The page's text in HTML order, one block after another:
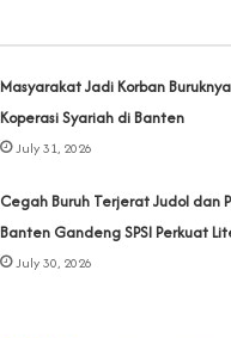
‎Masyarakat Jadi Korban
Koperasi Syariah di Banten
July 31, 2026
Cegah Buruh Terjerat Judol dan
Banten Gandeng SPSI Perkuat
July 30, 2026